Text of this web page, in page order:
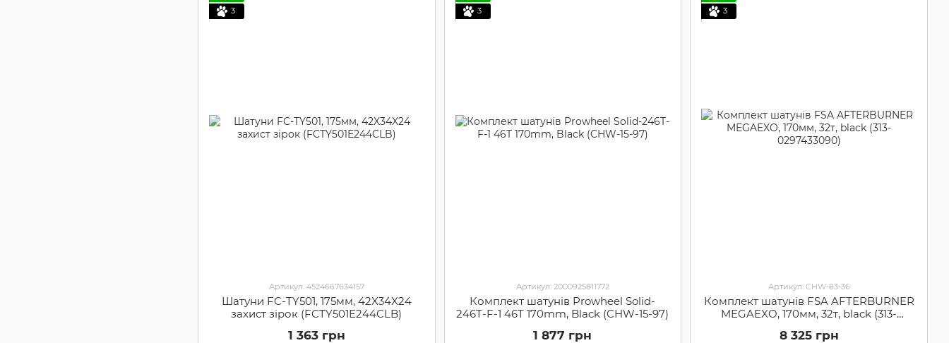
3
Артикул: 4524667634157
Шатуни FC-TY501, 175мм, 42X34X24
захист зірок (FCTY501E244CLB)
1 363 грн
3
Артикул: 2000925811772
Комплект шатунів Prowheel Solid-
246T-F-1 46T 170mm, Black (CHW-15-97)
1 877 грн
3
Артикул: CHW-83-36
Комплект шатунів FSA AFTERBURNER
MEGAEXO, 170мм, 32т, black (313-
8 325 грн